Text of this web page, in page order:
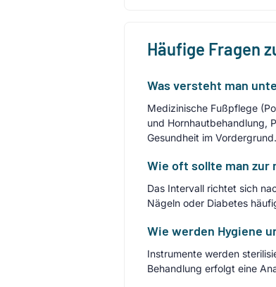
Häufige Fragen
Was versteht man
Medizinische Fußpflege
und Hornhautbehandlung,
Gesundheit im Vordergrund.
Wie oft sollte man zur
Das Intervall richtet sich
Nägeln oder Diabetes
Wie werden Hygiene
Instrumente werden
Behandlung erfolgt eine